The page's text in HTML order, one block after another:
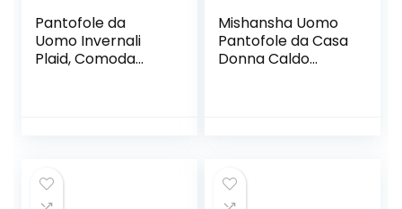
Pantofole da
Uomo Invernali
Plaid, Comoda
Mishansha Uomo
Pantofole da Casa
Donna Caldo